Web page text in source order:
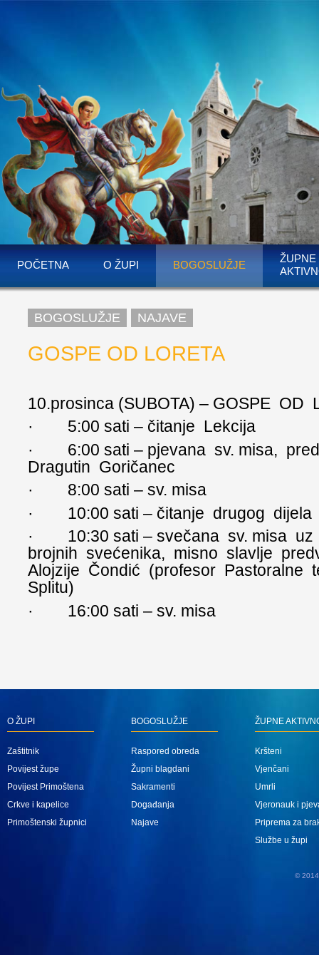
POČETNA O ŽUPI BOGOSLUŽJE
ŽUPNE
BOGOSLUŽJE NAJAVE
GOSPE OD LORETA
10.prosinca (SUBOTA) – GOSPE OD
· 5:00 sati – čitanje Lekcija
· 6:00 sati – pjevana sv. misa,
Dragutin Goričanec
· 8:00 sati – sv. misa
· 10:00 sati – čitanje drugog dijela
· 10:30 sati – svečana sv. misa uz
brojnih svećenika, misno slavlje
Alojzije Čondić (profesor Pastoralne
Splitu)
· 16:00 sati – sv. misa
O ŽUPI
Zaštitnik
Povijest župe
Povijest Primoštena
Crkve i kapelice
Primoštenski župnici
BOGOSLUŽJE
Raspored obreda
Župni blagdani
Sakramenti
Događanja
Najave
ŽUPNE
Kršteni
Vjenčani
Umrli
Vjeronauk i
Priprema za
Službe u župi
© 2014